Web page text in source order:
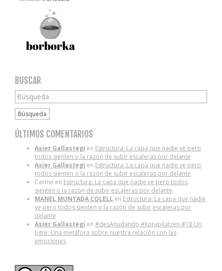
BUSCAR
Búsqueda
ÚLTIMOS COMENTARIOS
Asier Gallastegi en Estructura: La capa que nadie ve pero
todos sienten o la razón de subir escaleras por delante
Asier Gallastegi en Estructura: La capa que nadie ve pero
todos sienten o la razón de subir escaleras por delante
Carme en Estructura: La capa que nadie ve pero todos
sienten o la razón de subir escaleras por delante
MANEL MUNTADA COLELL en Estructura: La capa que nadie
ve pero todos sienten o la razón de subir escaleras por
delante
Asier Gallastegi en #desAnudando #korapilatzen #18 Un
tigre: Una metáfora sobre nuestra relación con las
emociones